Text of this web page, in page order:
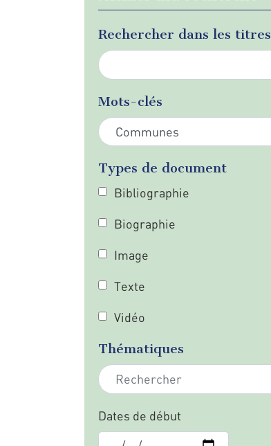
Rechercher dans les titres
Mots-clés
Types de document
Bibliographie
Biographie
Image
Texte
Vidéo
Thématiques
Dates de début